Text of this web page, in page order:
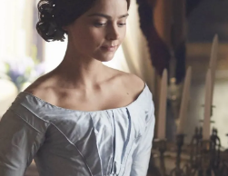
romantyczne kryminał
Nowy Jork
fiscience-
thrillerUSAWarszawa
Muza